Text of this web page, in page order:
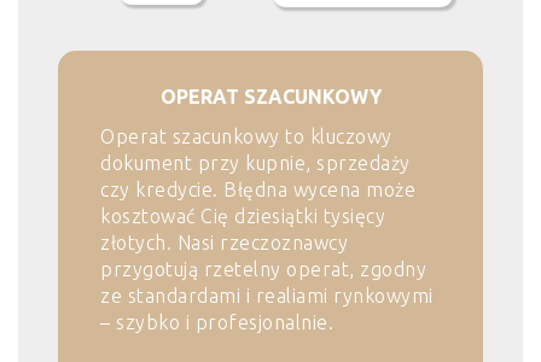
OPERAT SZACUNKOWY
Operat szacunkowy to kluczowy
dokument przy kupnie, sprzedaży
czy kredycie. Błędna wycena może
kosztować Cię dziesiątki tysięcy
złotych. Nasi rzeczoznawcy
przygotują rzetelny operat, zgodny
ze standardami i realiami rynkowymi
– szybko i profesjonalnie.